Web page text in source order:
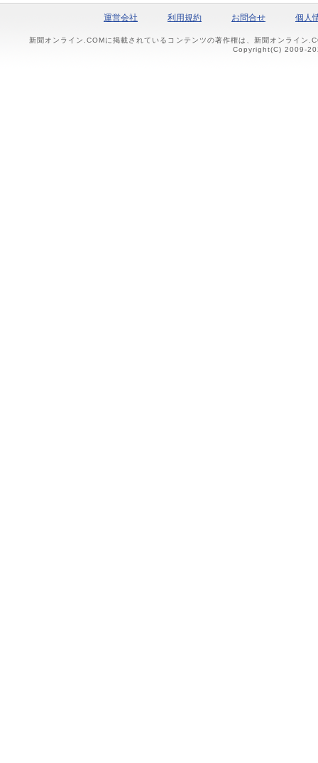
運営会社 利用規約 お問合せ 個人
新聞オンライン.COMに掲載されているコンテンツの著作権は、新聞オンライン
Copyright(C) 2009-